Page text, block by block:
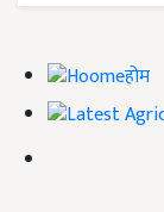
होम